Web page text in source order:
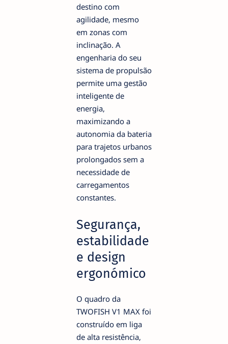
destino com
agilidade, mesmo
em zonas com
inclinação. A
engenharia do seu
sistema de propulsão
permite uma gestão
inteligente de
energia,
maximizando a
autonomia da bateria
para trajetos urbanos
prolongados sem a
necessidade de
carregamentos
constantes.
Segurança,
estabilidade
e design
ergonómico
O quadro da
TWOFISH V1 MAX foi
construído em liga
de alta resistência,